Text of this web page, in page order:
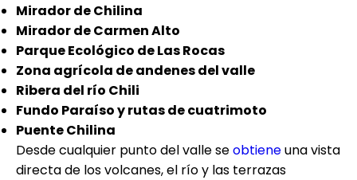
Mirador de Chilina
Mirador de Carmen Alto
Parque Ecológico de Las Rocas
Zona agrícola de andenes del valle
Ribera del río Chili
Fundo Paraíso y rutas de cuatrimoto
Puente Chilina
Desde cualquier punto del valle seobtieneuna vista
directa de los volcanes, el río y las terrazas